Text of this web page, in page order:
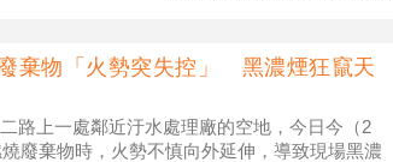
棄物「火勢突失控」 黑濃煙狂竄天
路上一處鄰近汙水處理廠的空地，今日今（2
廢棄物時，火勢不慎向外延伸，導致現場黑濃